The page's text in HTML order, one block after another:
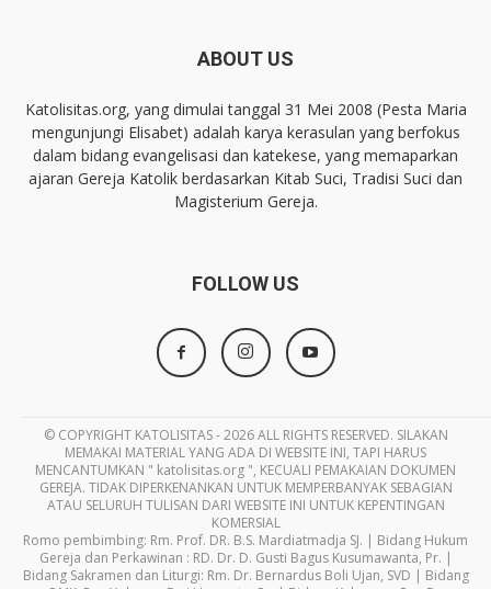
ABOUT US
Katolisitas.org, yang dimulai tanggal 31 Mei 2008 (Pesta Maria
mengunjungi Elisabet) adalah karya kerasulan yang berfokus
dalam bidang evangelisasi dan katekese, yang memaparkan
ajaran Gereja Katolik berdasarkan Kitab Suci, Tradisi Suci dan
Magisterium Gereja.
FOLLOW US
© COPYRIGHT KATOLISITAS - 2026 ALL RIGHTS RESERVED. SILAKAN
MEMAKAI MATERIAL YANG ADA DI WEBSITE INI, TAPI HARUS
MENCANTUMKAN " katolisitas.org ", KECUALI PEMAKAIAN DOKUMEN
GEREJA. TIDAK DIPERKENANKAN UNTUK MEMPERBANYAK SEBAGIAN
ATAU SELURUH TULISAN DARI WEBSITE INI UNTUK KEPENTINGAN
KOMERSIAL
Romo pembimbing: Rm. Prof. DR. B.S. Mardiatmadja SJ. | Bidang Hukum
Gereja dan Perkawinan : RD. Dr. D. Gusti Bagus Kusumawanta, Pr. |
Bidang Sakramen dan Liturgi: Rm. Dr. Bernardus Boli Ujan, SVD | Bidang